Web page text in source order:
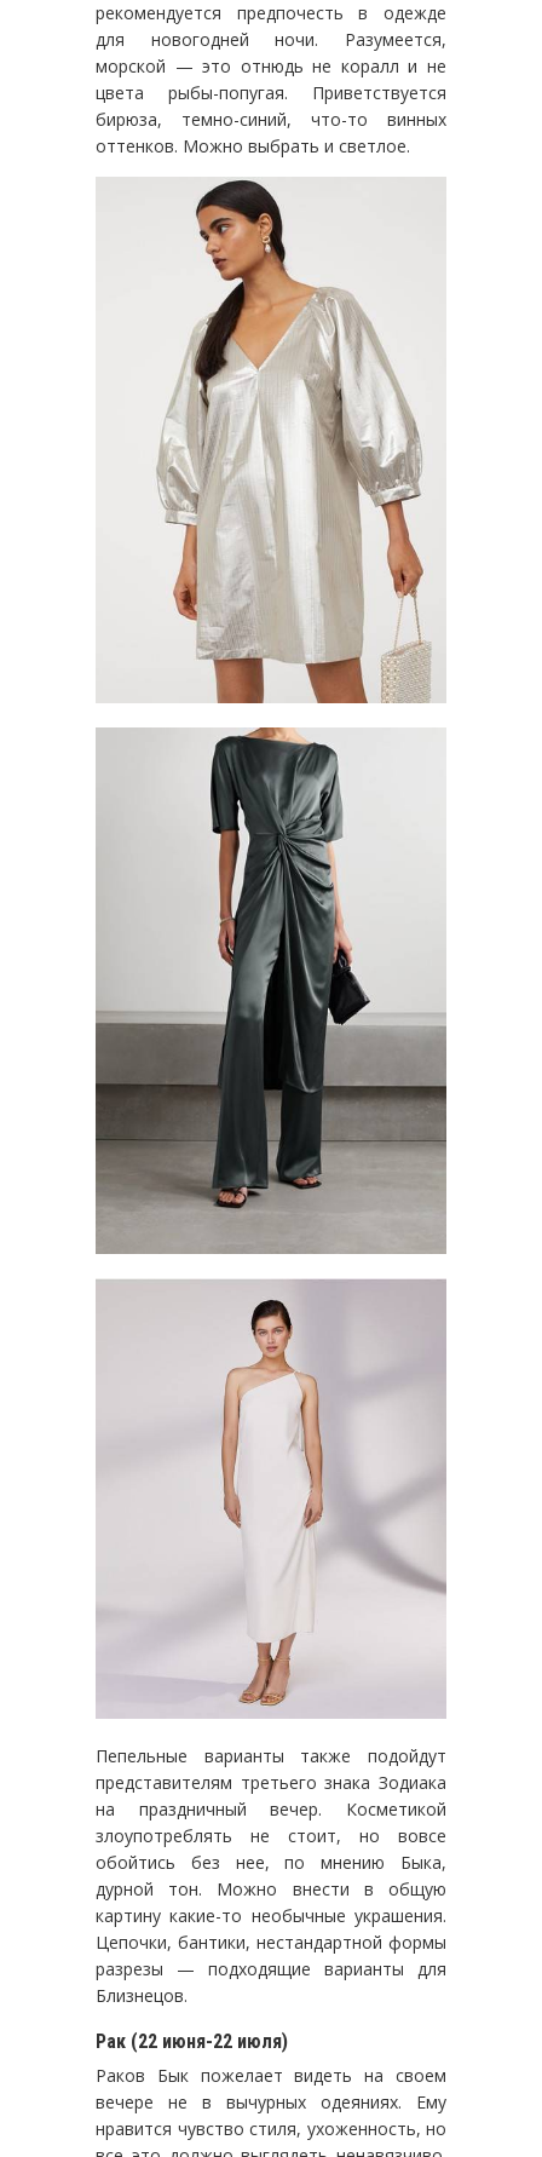
рекомендуется предпочесть в одежде
для новогодней ночи. Разумеется,
морской — это отнюдь не коралл и не
цвета рыбы-попугая. Приветствуется
бирюза, темно-синий, что-то винных
оттенков. Можно выбрать и светлое.
Пепельные варианты также подойдут
представителям третьего знака Зодиака
на праздничный вечер. Косметикой
злоупотреблять не стоит, но вовсе
обойтись без нее, по мнению Быка,
дурной тон. Можно внести в общую
картину какие-то необычные украшения.
Цепочки, бантики, нестандартной формы
разрезы — подходящие варианты для
Близнецов.
Рак (22 июня-22 июля)
Раков Бык пожелает видеть на своем
вечере не в вычурных одеяниях. Ему
нравится чувство стиля, ухоженность, но